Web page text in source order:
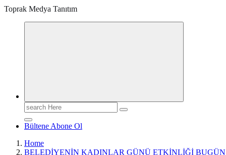
Toprak Medya Tanıtım
Search
for:
Bültene Abone Ol
Home
BELEDİYENİN KADINLAR GÜNÜ ETKİNLİĞİ BUGÜN